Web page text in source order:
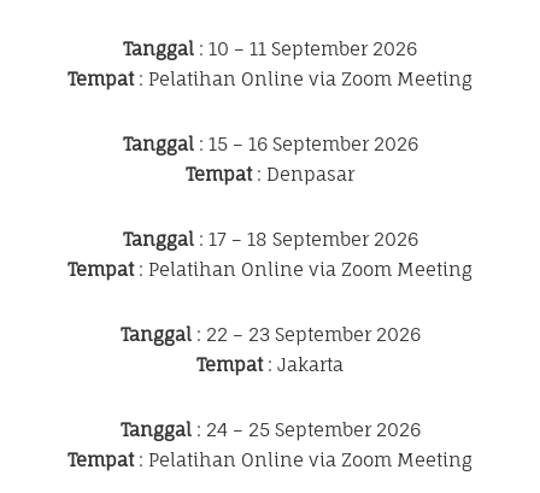
Tanggal : 10 – 11 September 2026
Tempat: Pelatihan Online via Zoom Meeting
Tanggal: 15 – 16 September 2026
Tempat: Denpasar
Tanggal: 17 – 18 September 2026
Tempat: Pelatihan Online via Zoom Meeting
Tanggal: 22 – 23 September 2026
Tempat: Jakarta
Tanggal: 24 – 25 September 2026
Tempat: Pelatihan Online via Zoom Meeting